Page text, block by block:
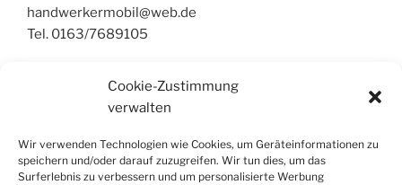
Cookie-Zustimmung
verwalten
Wir verwenden Technologien wie Cookies, um Geräteinformationen zu
speichern und/oder darauf zuzugreifen. Wir tun dies, um das
Surferlebnis zu verbessern und um personalisierte Werbung
handwerkermobil@web.de
Tel. 0163/7689105